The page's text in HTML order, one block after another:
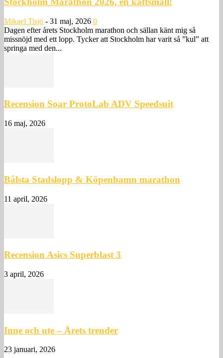
Mikael Tisjö - 31 maj, 2026 0
Dagen efter årets Stockholm marathon och sällan känt mig så
missnöjd med ett lopp. Tycker att Stockholm har varit så ”kul” att
springa med den...
Recension Soar ProtoLab ADV Speedsuit
16 maj, 2026
Bålsta Stadslopp & Köpenhamn marathon
11 april, 2026
Recension Asics Superblast 3
3 april, 2026
Inne och ute – Årets trender
23 januari, 2026